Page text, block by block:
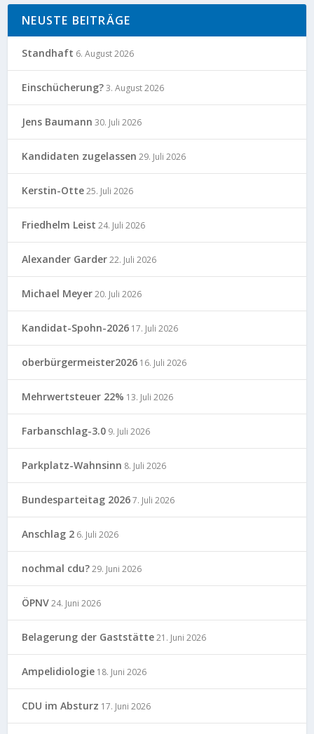
NEUSTE BEITRÄGE
Standhaft 6. August 2026
Einschücherung?3. August 2026
Jens Baumann 30. Juli 2026
Kandidaten zugelassen 29. Juli 2026
Kerstin-Otte25. Juli 2026
Friedhelm Leist 24. Juli 2026
Alexander Garder22. Juli 2026
Michael Meyer20. Juli 2026
Kandidat-Spohn-2026 17. Juli 2026
oberbürgermeister2026 16. Juli 2026
Mehrwertsteuer 22% 13. Juli 2026
Farbanschlag-3.0 9. Juli 2026
Parkplatz-Wahnsinn 8. Juli 2026
Bundesparteitag 20267. Juli 2026
Anschlag 2 6. Juli 2026
nochmal cdu?29. Juni 2026
ÖPNV24. Juni 2026
Belagerung der Gaststätte21. Juni 2026
Ampelidiologie 18. Juni 2026
CDU im Absturz 17. Juni 2026